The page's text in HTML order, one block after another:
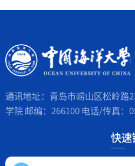
通讯地址：青岛市崂山区松岭路
学院 邮编：266100 电话/传真：
快